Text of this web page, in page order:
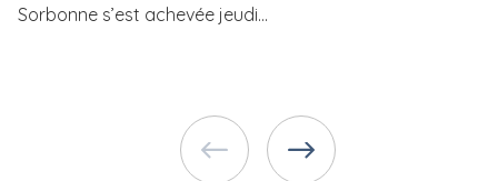
Sorbonne s’est achevée jeudi...